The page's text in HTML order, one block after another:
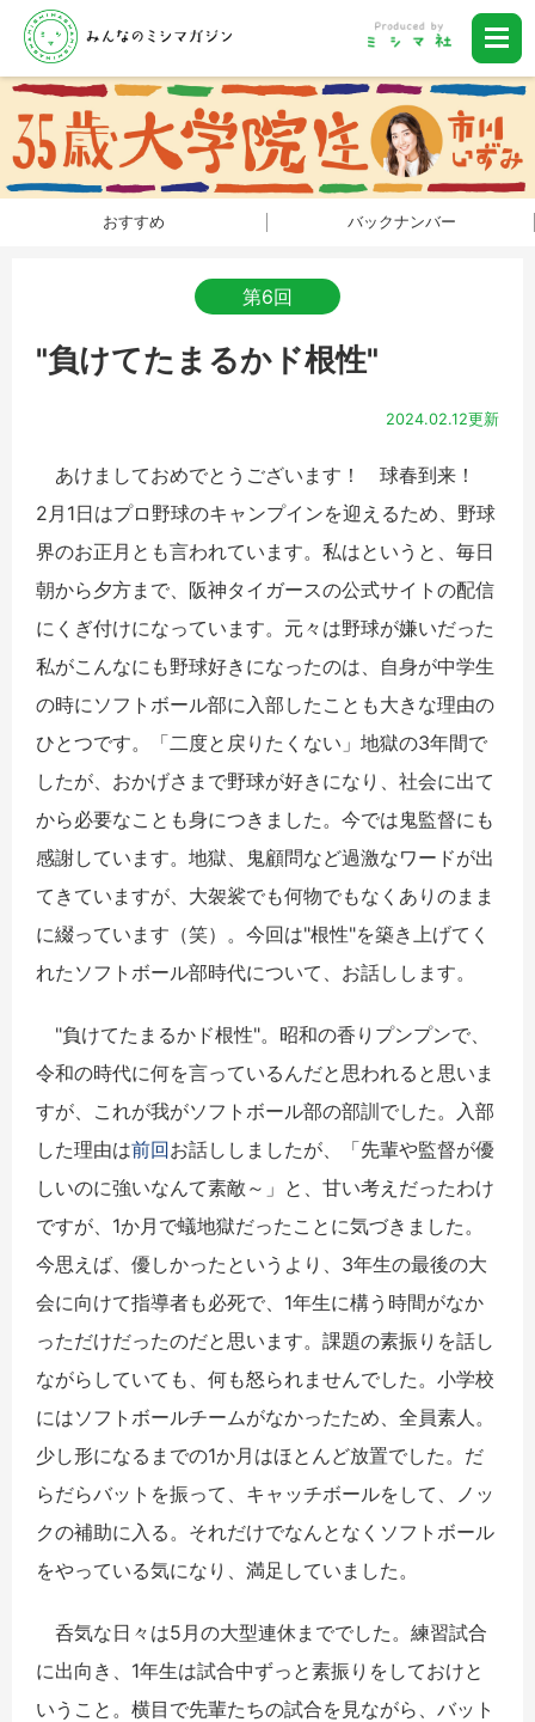
おすすめ バックナンバー
第6回
"負けてたまるかド根性"
2024.02.12更新
あけましておめでとうございます！ 球春到来！
2月1日はプロ野球のキャンプインを迎えるため、野球
界のお正月とも言われています。私はというと、毎日
朝から夕方まで、阪神タイガースの公式サイトの配信
にくぎ付けになっています。元々は野球が嫌いだった
私がこんなにも野球好きになったのは、自身が中学生
の時にソフトボール部に入部したことも大きな理由の
ひとつです。「二度と戻りたくない」地獄の3年間で
したが、おかげさまで野球が好きになり、社会に出て
から必要なことも身につきました。今では鬼監督にも
感謝しています。地獄、鬼顧問など過激なワードが出
てきていますが、大袈裟でも何物でもなくありのまま
に綴っています（笑）。今回は"根性"を築き上げてく
れたソフトボール部時代について、お話しします。
"負けてたまるかド根性"。昭和の香りプンプンで、
令和の時代に何を言っているんだと思われると思いま
すが、これが我がソフトボール部の部訓でした。入部
した理由は前回お話ししましたが、「先輩や監督が優
しいのに強いなんて素敵～」と、甘い考えだったわけ
ですが、1か月で蟻地獄だったことに気づきました。
今思えば、優しかったというより、3年生の最後の大
会に向けて指導者も必死で、1年生に構う時間がなか
っただけだったのだと思います。課題の素振りを話し
ながらしていても、何も怒られませんでした。小学校
にはソフトボールチームがなかったため、全員素人。
少し形になるまでの1か月はほとんど放置でした。だ
らだらバットを振って、キャッチボールをして、ノッ
クの補助に入る。それだけでなんとなくソフトボール
をやっている気になり、満足していました。
呑気な日々は5月の大型連休まででした。練習試合
に出向き、1年生は試合中ずっと素振りをしておけと
いうこと。横目で先輩たちの試合を見ながら、バット